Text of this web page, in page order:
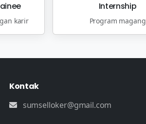
karir
Internship
Program magang
Kontak
sumselloker@gmail.com